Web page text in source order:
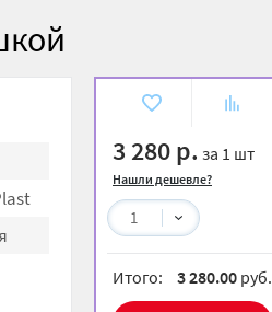
3 280 р. за 1 шт
Нашли дешевле?
1
Итого: 3 280.00 руб.